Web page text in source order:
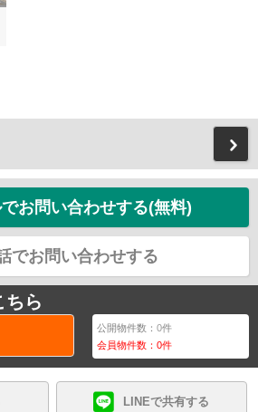
お問い合わせする(無料)
でお問い合わせする
ちら
公開物件数：0件
会員物件数：0件
LINEで共有する